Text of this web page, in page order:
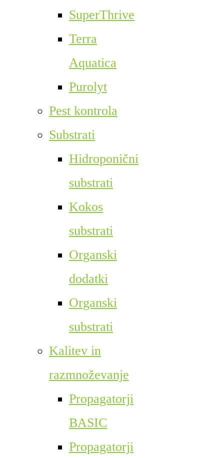
SuperThrive
Terra
Aquatica
Purolyt
Pest kontrola
Substrati
Hidroponični
substrati
Kokos
substrati
Organski
dodatki
Organski
substrati
Kalitev in
razmnoževanje
Propagatorji
BASIC
Propagatorji